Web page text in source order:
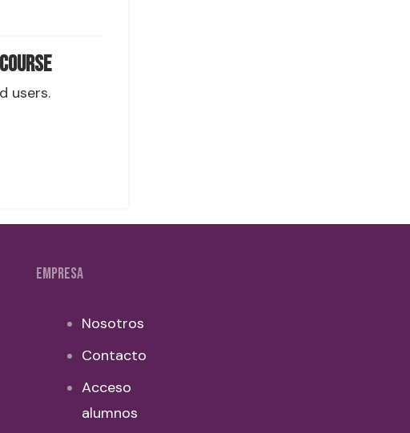
users.
EMPRESA
Nosotros
Contacto
Acceso
alumnos